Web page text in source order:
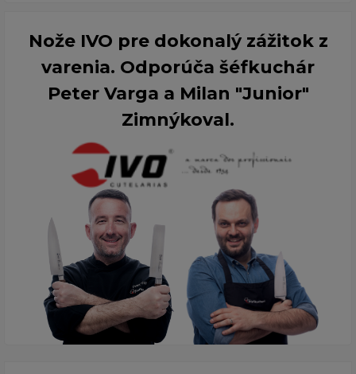
Nože IVO pre dokonalý zážitok z
varenia. Odporúča šéfkuchár
Peter Varga a Milan "Junior"
Zimnýkoval.